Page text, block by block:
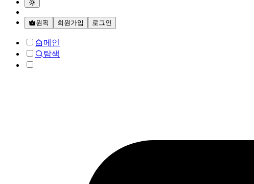
원픽 회원가입 로그인
메인
탐색